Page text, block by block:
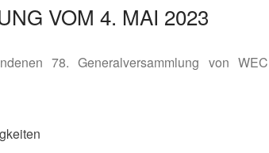
VOM 4. MAI 2023
78. Generalversammlung von WEC